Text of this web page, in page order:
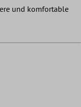
und komfortable